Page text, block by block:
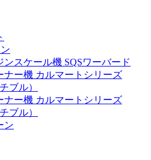
ンスケール機 SQSワーバード
ナー機 カルマートシリーズ
ブル）
ナー機 カルマートシリーズ
ブル）
ン